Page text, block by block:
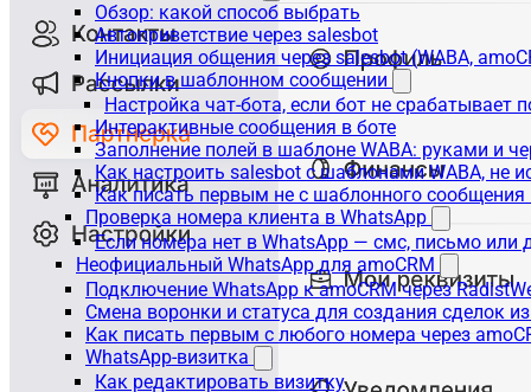
Обзор: какой способ выбрать
Автоприветствие через salesbot
Инициация общения через salesbot (WABA,
Кнопки в шаблонном сообщении
Настройка чат-бота, если бот не срабатывает
Интерактивные сообщения в боте
Заполнение полей в шаблоне WABA: руками и
Как настроить salesbot с шаблонами WABA, не
Как писать первым не с шаблонного сообщения
Проверка номера клиента в WhatsApp
Если номера нет в WhatsApp — смс, письмо или
Неофициальный WhatsApp для amoCRM
Подключение WhatsApp к amoCRM через
Смена воронки и статуса для создания сделок
Как писать первым с любого номера через
WhatsApp-визитка
Как редактировать визитку